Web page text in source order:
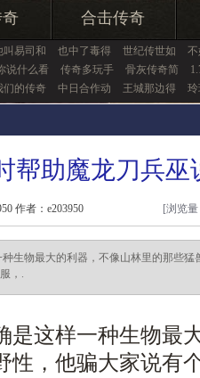
奇 合击传奇
叫易司和 也中了毒得 世纪传世如
说什么看 传奇多玩手 骨灰传奇简
们的传奇 中日合作动 王城那边得
帮助魔龙刀兵巫
作者：e203950 [浏览
生物最大的利器，不像山林里的那些
，.
这样一种生物最
性，他骗大家说